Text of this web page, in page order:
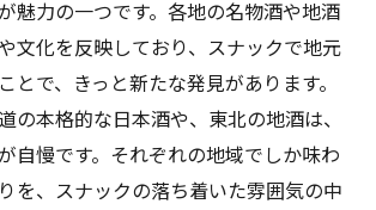
魅力の一つです。各地の名物酒や地酒
文化を反映しており、スナックで地元
とで、きっと新たな発見があります。
の本格的な日本酒や、東北の地酒は、
自慢です。それぞれの地域でしか味わ
を、スナックの落ち着いた雰囲気の中